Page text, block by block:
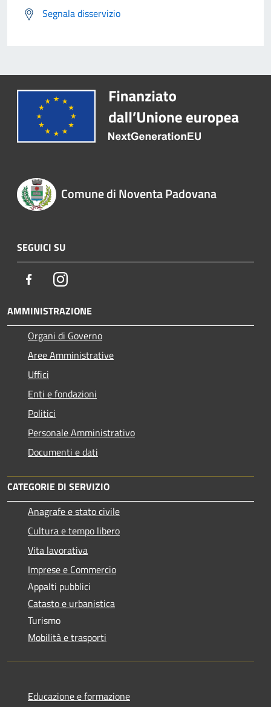
Segnala disservizio
Comune di Noventa Padovana
SEGUICI SU
FacebookInstagram
AMMINISTRAZIONE
Organi di Governo
Aree Amministrative
Uffici
Enti e fondazioni
Politici
Personale Amministrativo
Documenti e dati
CATEGORIE DI SERVIZIO
Anagrafe e stato civile
Cultura e tempo libero
Vita lavorativa
Imprese e Commercio
Appalti pubblici
Catasto e urbanistica
Turismo
Mobilità e trasporti
Educazione e formazione